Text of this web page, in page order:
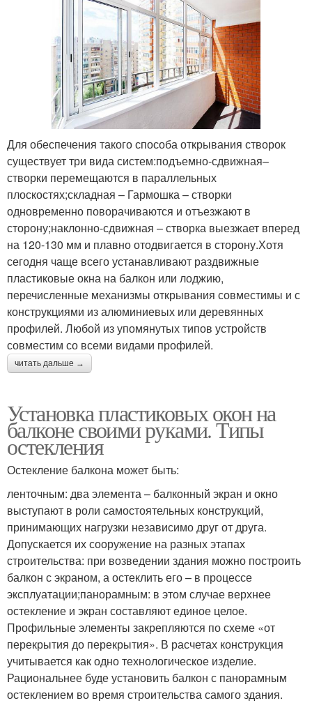
Для обеспечения такого способа открывания створок
существует три вида систем:подъемно-сдвижная–
створки перемещаются в параллельных
плоскостях;складная – Гармошка – створки
одновременно поворачиваются и отъезжают в
сторону;наклонно-сдвижная – створка выезжает вперед
на 120-130 мм и плавно отодвигается в сторону.Хотя
сегодня чаще всего устанавливают раздвижные
пластиковые окна на балкон или лоджию,
перечисленные механизмы открывания совместимы и с
конструкциями из алюминиевых или деревянных
профилей. Любой из упомянутых типов устройств
совместим со всеми видами профилей.
читать дальше →
Установка пластиковых окон на
балконе своими руками. Типы
остекления
Остекление балкона может быть:
ленточным: два элемента – балконный экран и окно
выступают в роли самостоятельных конструкций,
принимающих нагрузки независимо друг от друга.
Допускается их сооружение на разных этапах
строительства: при возведении здания можно построить
балкон с экраном, а остеклить его – в процессе
эксплуатации;панорамным: в этом случае верхнее
остекление и экран составляют единое целое.
Профильные элементы закрепляются по схеме «от
перекрытия до перекрытия». В расчетах конструкция
учитывается как одно технологическое изделие.
Рациональнее буде установить балкон с панорамным
остеклением во время строительства самого здания.